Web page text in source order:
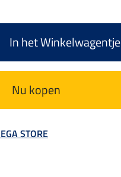
In het Winkelwagentje
Nu kopen
STORE